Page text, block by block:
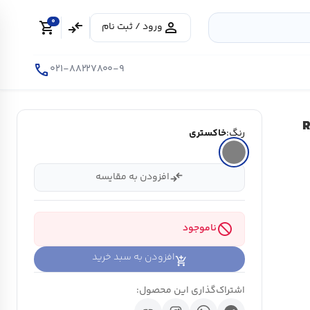
person ورود / ثبت نام compare_arrows
shopping_cart
0
۰۲۱-۸۸۲۲۷۸۰۰-۹call
رنگ:خاکستری
compare_arrowsافزودن به مقایسه
blockناموجود
افزودن به سبد خرید
اشتراک‌گذاری این محصول: